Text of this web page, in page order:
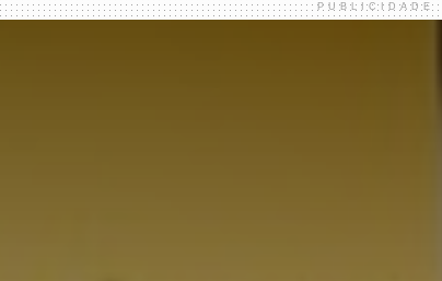
PUBLICIDADE